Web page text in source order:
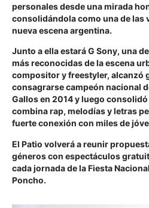
personales desde una mirada
consolidándola como una de las
nueva escena argentina.
Junto a ella estará G Sony, una
más reconocidas de la escena
compositor y freestyler, alcanzó
consagrarse campeón nacional
Gallos en 2014 y luego
combina rap, melodías y letras
fuerte conexión con miles de
El Patio volverá a reunir
géneros con espectáculos
cada jornada de la Fiesta
Poncho.